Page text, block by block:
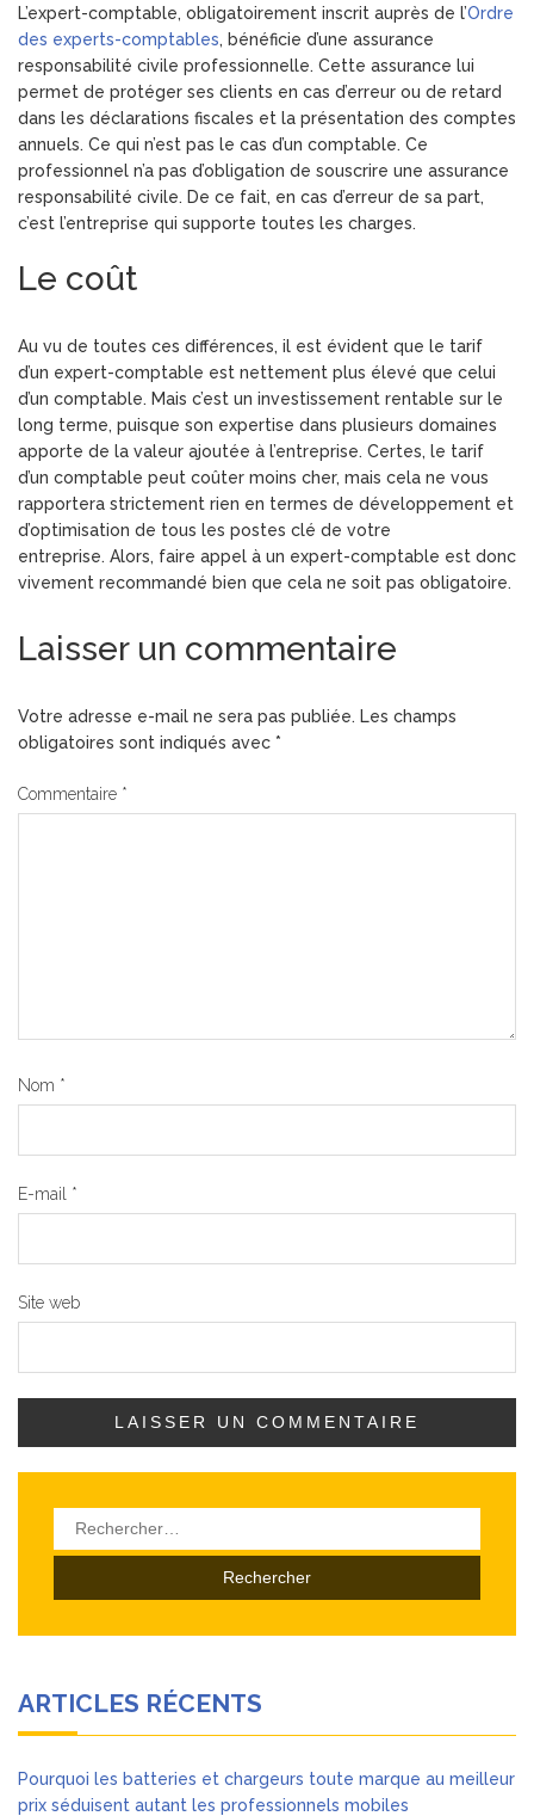
L’expert-comptable, obligatoirement inscrit auprès de l’Ordre
des experts-comptables, bénéficie d’une assurance
responsabilité civile professionnelle. Cette assurance lui
permet de protéger ses clients en cas d’erreur ou de retard
dans les déclarations fiscales et la présentation des comptes
annuels. Ce qui n’est pas le cas d’un comptable. Ce
professionnel n’a pas d’obligation de souscrire une assurance
responsabilité civile. De ce fait, en cas d’erreur de sa part,
c’est l’entreprise qui supporte toutes les charges.
Le coût
Au vu de toutes ces différences, il est évident que le tarif
d’un expert-comptable est nettement plus élevé que celui
d’un comptable. Mais c’est un investissement rentable sur le
long terme, puisque son expertise dans plusieurs domaines
apporte de la valeur ajoutée à l’entreprise. Certes, le tarif
d’un comptable peut coûter moins cher, mais cela ne vous
rapportera strictement rien en termes de développement et
d’optimisation de tous les postes clé de votre
entreprise. Alors, faire appel à un expert-comptable est donc
vivement recommandé bien que cela ne soit pas obligatoire.
Laisser un commentaire
Votre adresse e-mail ne sera pas publiée. Les champs
obligatoires sont indiqués avec *
Commentaire *
Nom *
E-mail *
Site web
Rechercher :
ARTICLES RÉCENTS
Pourquoi les batteries et chargeurs toute marque au meilleur
prix séduisent autant les professionnels mobiles